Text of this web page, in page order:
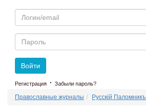
Email
Пароль
Войти
Регистрация · Забыли пароль?
Православные журналы Русскiй Паломникъ